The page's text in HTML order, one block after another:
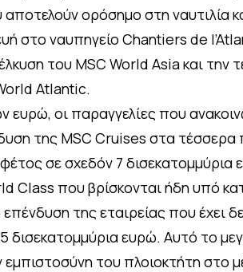
ορόσημο στη ναυτιλία
στο ναυπηγείο Chantiers de
του MSC World Asia και την
Atlantic.
ευρώ, οι παραγγελίες που
της MSC Cruises στα τέσσερα
σε σχεδόν 7 δισεκατομμύρια
Class που βρίσκονται ήδη υπό
της εταιρείας που έχει
δισεκατομμύρια ευρώ. Αυτό το
εμπιστοσύνη του πλοιοκτήτη στο